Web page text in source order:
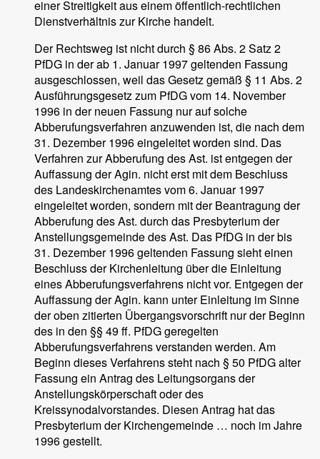
einer Streitigkeit aus einem öffentlich-rechtlichen
Dienstverhältnis zur Kirche handelt.
Der Rechtsweg ist nicht durch § 86 Abs. 2 Satz 2
PfDG in der ab 1. Januar 1997 geltenden Fassung
ausgeschlossen, weil das Gesetz gemäß § 11 Abs. 2
Ausführungsgesetz zum PfDG vom 14. November
1996 in der neuen Fassung nur auf solche
Abberufungsverfahren anzuwenden ist, die nach dem
31. Dezember 1996 eingeleitet worden sind. Das
Verfahren zur Abberufung des Ast. ist entgegen der
Auffassung der Agin. nicht erst mit dem Beschluss
des Landeskirchenamtes vom 6. Januar 1997
eingeleitet worden, sondern mit der Beantragung der
Abberufung des Ast. durch das Presbyterium der
Anstellungsgemeinde des Ast. Das PfDG in der bis
31. Dezember 1996 geltenden Fassung sieht einen
Beschluss der Kirchenleitung über die Einleitung
eines Abberufungsverfahrens nicht vor. Entgegen der
Auffassung der Agin. kann unter Einleitung im Sinne
der oben zitierten Übergangsvorschrift nur der Beginn
des in den §§ 49 ff. PfDG geregelten
Abberufungsverfahrens verstanden werden. Am
Beginn dieses Verfahrens steht nach § 50 PfDG alter
Fassung ein Antrag des Leitungsorgans der
Anstellungskörperschaft oder des
Kreissynodalvorstandes. Diesen Antrag hat das
Presbyterium der Kirchengemeinde … noch im Jahre
1996 gestellt.